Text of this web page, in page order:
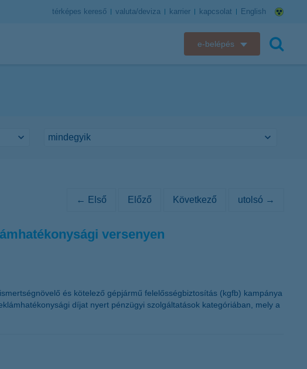
térképes kereső valuta/deviza karrier kapcsolat English
e-belépés
← Első Előző Következő utolsó →
versenyen
és kötelező gépjármű felelősségbiztosítás (kgfb) kampánya
díjat nyert pénzügyi szolgáltatások kategóriában, mely a